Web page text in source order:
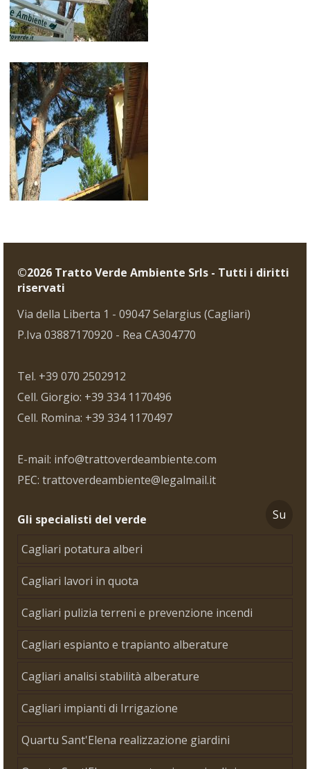
©2026 Tratto Verde Ambiente Srls - Tutti i diritti
riservati
Via della Liberta 1 - 09047 Selargius (Cagliari)
P.Iva 03887170920 - Rea CA304770
Tel. +39 070 2502912
Cell. Giorgio: +39 334 1170496
Cell. Romina: +39 334 1170497
E-mail: info@trattoverdeambiente.com
PEC: trattoverdeambiente@legalmail.it
Su
Gli specialisti del verde
Cagliari potatura alberi
Cagliari lavori in quota
Cagliari pulizia terreni e prevenzione incendi
Cagliari espianto e trapianto alberature
Cagliari analisi stabilità alberature
Cagliari impianti di Irrigazione
Quartu Sant'Elena realizzazione giardini